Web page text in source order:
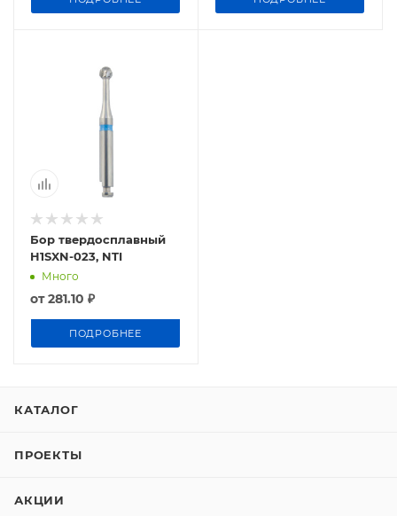
Бор твердосплавный
H1SXN-023, NTI
Много
от281.10 ₽
ПОДРОБНЕЕ
КАТАЛОГ
ПРОЕКТЫ
АКЦИИ